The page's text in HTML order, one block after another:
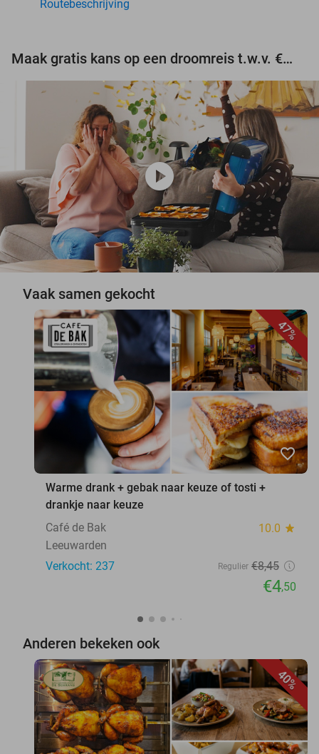
Routebeschrijving
Maak gratis kans op een droomreis t.w.v. €3.000!
play_circle
Vaak samen gekocht
47%
favorite_border
Warme drank + gebak naar keuze of tosti +
drankje naar keuze
Café de Bak
10.0 star
Leeuwarden
Verkocht: 237
Regulier €8,45
€4,50
Anderen bekeken ook
40%